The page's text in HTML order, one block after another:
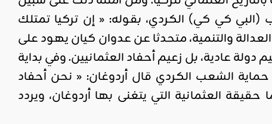
14/2/2018؛ بسبب دعمها لحزب (البي كي كي) الكردي، بقوله: « إن تركيا تمتلك
والتنمية، متحدثا عن عدوان كيان يهود على
زعيم دولة عادية، بل زعيم أحفاد العثمانيين. وفي بداية
حماية الشعب الكردي قال أردوغان: « نحن أحفاد
العثمانية التي يتغنى بها أردوغان، ويردد